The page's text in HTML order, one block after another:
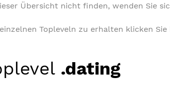
Übersicht nicht finden, wenden Sie
Topleveln zu erhalten klicken
.dating